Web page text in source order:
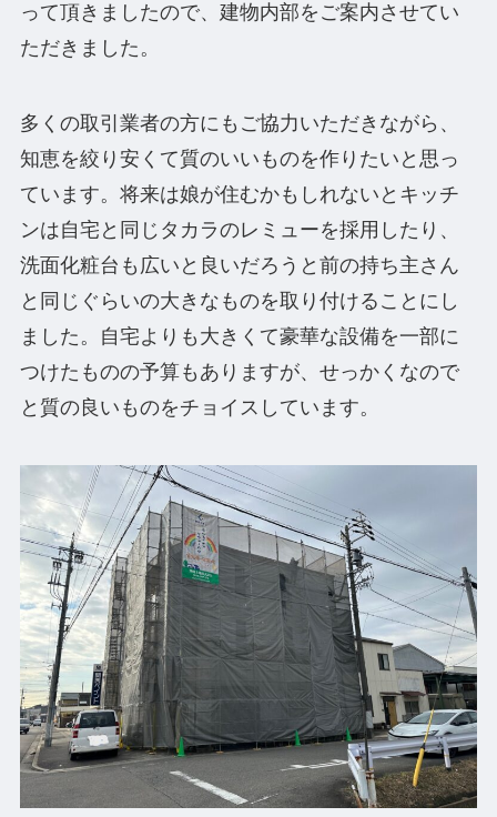
って頂きましたので、建物内部をご案内させてい
ただきました。
多くの取引業者の方にもご協力いただきながら、
知恵を絞り安くて質のいいものを作りたいと思っ
ています。将来は娘が住むかもしれないとキッチ
ンは自宅と同じタカラのレミューを採用したり、
洗面化粧台も広いと良いだろうと前の持ち主さん
と同じぐらいの大きなものを取り付けることにし
ました。自宅よりも大きくて豪華な設備を一部に
つけたものの予算もありますが、せっかくなので
と質の良いものをチョイスしています。